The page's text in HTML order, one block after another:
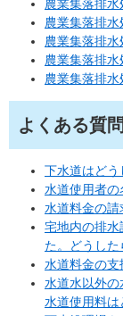
農業集落排
農業集落排
農業集落排
農業集落排
農業集落排
よくある質問
下水道はど
水道使用者
水道料金の
宅地内の排水
た。どうし
水道料金の
水道水以外
水道使用料